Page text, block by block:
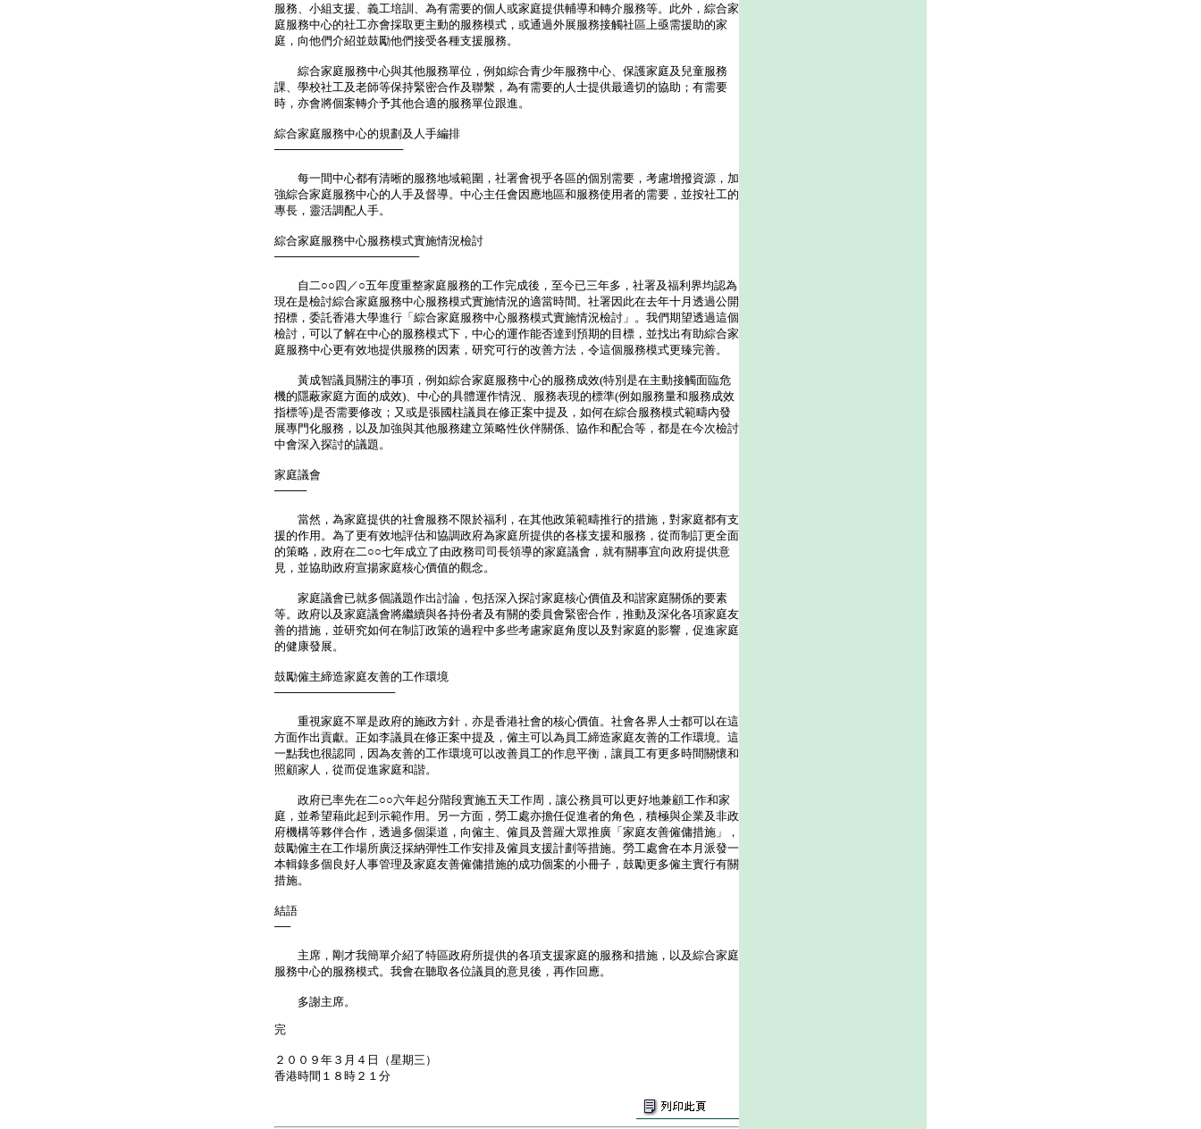
服務、小組支援、義工培訓、為有需要的個人或家庭提供輔導和轉介服務等。此外，綜合家
庭服務中心的社工亦會採取更主動的服務模式，或通過外展服務接觸社區上亟需援助的家
庭，向他們介紹並鼓勵他們接受各種支援服務。
綜合家庭服務中心與其他服務單位，例如綜合青少年服務中心、保護家庭及兒童服務
課、學校社工及老師等保持緊密合作及聯繫，為有需要的人士提供最適切的協助；有需要
時，亦會將個案轉介予其他合適的服務單位跟進。
綜合家庭服務中心的規劃及人手編排
────────────────
每一間中心都有清晰的服務地域範圍，社署會視乎各區的個別需要，考慮增撥資源，加
強綜合家庭服務中心的人手及督導。中心主任會因應地區和服務使用者的需要，並按社工的
專長，靈活調配人手。
綜合家庭服務中心服務模式實施情況檢討
──────────────────
自二○○四／○五年度重整家庭服務的工作完成後，至今已三年多，社署及福利界均認為
現在是檢討綜合家庭服務中心服務模式實施情況的適當時間。社署因此在去年十月透過公開
招標，委託香港大學進行「綜合家庭服務中心服務模式實施情況檢討」。我們期望透過這個
檢討，可以了解在中心的服務模式下，中心的運作能否達到預期的目標，並找出有助綜合家
庭服務中心更有效地提供服務的因素，研究可行的改善方法，令這個服務模式更臻完善。
黃成智議員關注的事項，例如綜合家庭服務中心的服務成效(特別是在主動接觸面臨危
機的隱蔽家庭方面的成效)、中心的具體運作情況、服務表現的標準(例如服務量和服務成效
指標等)是否需要修改；又或是張國柱議員在修正案中提及，如何在綜合服務模式範疇內發
展專門化服務，以及加強與其他服務建立策略性伙伴關係、協作和配合等，都是在今次檢討
中會深入探討的議題。
家庭議會
────
當然，為家庭提供的社會服務不限於福利，在其他政策範疇推行的措施，對家庭都有支
援的作用。為了更有效地評估和協調政府為家庭所提供的各樣支援和服務，從而制訂更全面
的策略，政府在二○○七年成立了由政務司司長領導的家庭議會，就有關事宜向政府提供意
見，並協助政府宣揚家庭核心價值的觀念。
家庭議會已就多個議題作出討論，包括深入探討家庭核心價值及和諧家庭關係的要素
等。政府以及家庭議會將繼續與各持份者及有關的委員會緊密合作，推動及深化各項家庭友
善的措施，並研究如何在制訂政策的過程中多些考慮家庭角度以及對家庭的影響，促進家庭
的健康發展。
鼓勵僱主締造家庭友善的工作環境
───────────────
重視家庭不單是政府的施政方針，亦是香港社會的核心價值。社會各界人士都可以在這
方面作出貢獻。正如李議員在修正案中提及，僱主可以為員工締造家庭友善的工作環境。這
一點我也很認同，因為友善的工作環境可以改善員工的作息平衡，讓員工有更多時間關懷和
照顧家人，從而促進家庭和諧。
政府已率先在二○○六年起分階段實施五天工作周，讓公務員可以更好地兼顧工作和家
庭，並希望藉此起到示範作用。另一方面，勞工處亦擔任促進者的角色，積極與企業及非政
府機構等夥伴合作，透過多個渠道，向僱主、僱員及普羅大眾推廣「家庭友善僱傭措施」，
鼓勵僱主在工作場所廣泛採納彈性工作安排及僱員支援計劃等措施。勞工處會在本月派發一
本輯錄多個良好人事管理及家庭友善僱傭措施的成功個案的小冊子，鼓勵更多僱主實行有關
措施。
結語
──
主席，剛才我簡單介紹了特區政府所提供的各項支援家庭的服務和措施，以及綜合家庭
服務中心的服務模式。我會在聽取各位議員的意見後，再作回應。
多謝主席。
完
２００９年３月４日（星期三）
香港時間１８時２１分